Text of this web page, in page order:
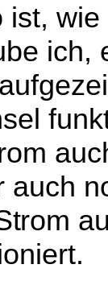
ist,
ich,
auch